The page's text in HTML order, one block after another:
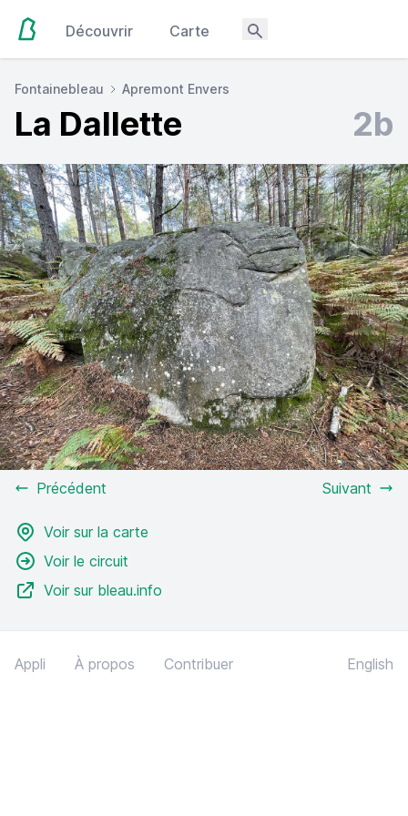
Découvrir Carte
Fontainebleau Apremont Envers
La Dallette 2b
Précédent Suivant
Voir sur la carte
Voir le circuit
Voir sur bleau.info
Appli À propos Contribuer English